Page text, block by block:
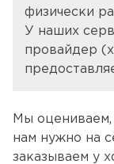
физически
У наших
провайдер
Мы оцениваем,
нам нужно на
заказываем у